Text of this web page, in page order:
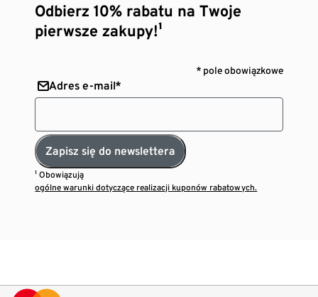
Odbierz 10% rabatu na Twoje
pierwsze zakupy!¹
* pole obowiązkowe
Adres e-mail*
Zapisz się do newslettera
¹ Obowiązują
ogólne warunki dotyczące realizacji kuponów rabatowych.